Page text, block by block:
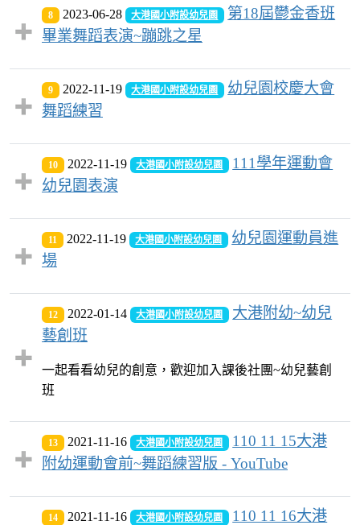
8 2023-06-28 大港國小附設幼兒園
第18屆鬱金香班
畢業舞蹈表演~蹦跳之星
9 2022-11-19 大港國小附設幼兒園
幼兒園校慶大會
舞蹈練習
10 2022-11-19 大港國小附設幼兒園
111學年運動會
幼兒園表演
11 2022-11-19 大港國小附設幼兒園
幼兒園運動員進
場
12 2022-01-14 大港國小附設幼兒園
大港附幼~幼兒
藝創班
一起看看幼兒的創意，歡迎加入課後社團~幼兒藝創
班
13 2021-11-16 大港國小附設幼兒園
110 11 15大港
附幼運動會前~舞蹈練習版 - YouTube
14 2021-11-16 大港國小附設幼兒園
110 11 16大港